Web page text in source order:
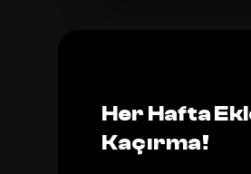
Her Hafta
Kaçırma!